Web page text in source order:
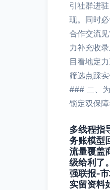
引社群进
现。同时
合作交流
力补充收
目看地定
筛选点踩
### 二、
锁定双保
多线程指
务账模型
流量覆盖
级给利了
强联报-
实留资料